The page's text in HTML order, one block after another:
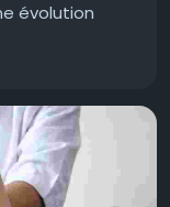
évolution